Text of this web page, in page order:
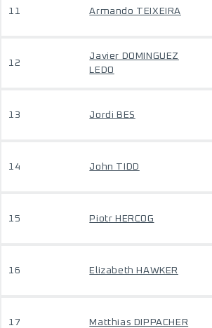
11 Armando TEIXEIRA
12
Javier DOMINGUEZ
LEDO
13 Jordi BES
14 John TIDD
15 Piotr HERCOG
16 Elizabeth HAWKER
17 Matthias DIPPACHER